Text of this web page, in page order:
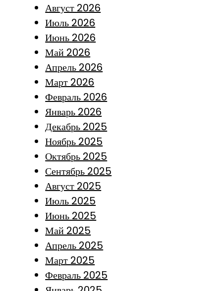
Август 2026
Июль 2026
Июнь 2026
Май 2026
Апрель 2026
Март 2026
Февраль 2026
Январь 2026
Декабрь 2025
Ноябрь 2025
Октябрь 2025
Сентябрь 2025
Август 2025
Июль 2025
Июнь 2025
Май 2025
Апрель 2025
Март 2025
Февраль 2025